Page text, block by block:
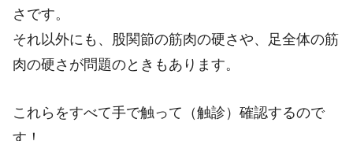
さです。
それ以外にも、股関節の筋肉の硬さや、足全体の筋
肉の硬さが問題のときもあります。
これらをすべて手で触って（触診）確認するので
す！